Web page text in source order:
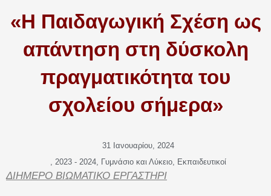
«Η Παιδαγωγική Σχέση ως
απάντηση στη δύσκολη
πραγματικότητα του
σχολείου σήμερα»
31 Ιανουαρίου, 2024
, 2023 - 2024, Γυμνάσιο και Λύκειο, Εκπαιδευτικοί
ΔΙΗΜΕΡΟ ΒΙΩΜΑΤΙΚΟ ΕΡΓΑΣΤΗΡΙ